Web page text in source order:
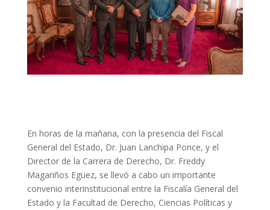
En horas de la mañana, con la presencia del Fiscal
General del Estado, Dr. Juan Lanchipa Ponce, y el
Director de la Carrera de Derecho, Dr. Freddy
Magariños Egüez, se llevó a cabo un importante
convenio interinstitucional entre la Fiscalía General del
Estado y la Facultad de Derecho, Ciencias Políticas y